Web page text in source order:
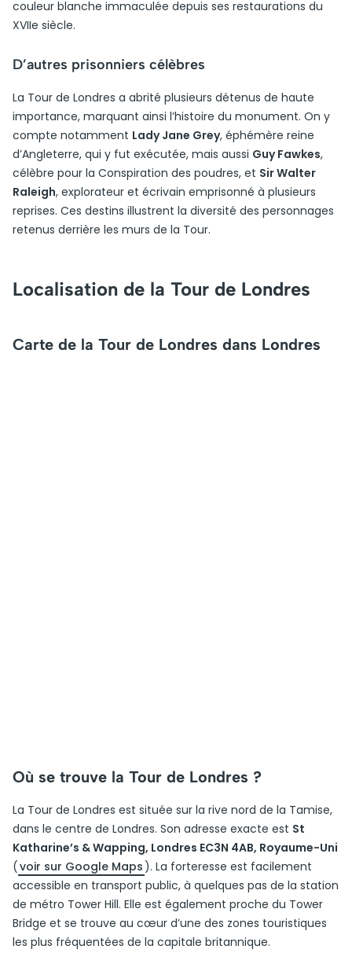
couleur blanche immaculée depuis ses restaurations du
XVIIe siècle.
D’autres prisonniers célèbres
La Tour de Londres a abrité plusieurs détenus de haute
importance, marquant ainsi l’histoire du monument. On y
compte notamment Lady Jane Grey, éphémère reine
d’Angleterre, qui y fut exécutée, mais aussi Guy Fawkes,
célèbre pour la Conspiration des poudres, et Sir Walter
Raleigh, explorateur et écrivain emprisonné à plusieurs
reprises. Ces destins illustrent la diversité des personnages
retenus derrière les murs de la Tour.
Localisation de la Tour de Londres
Carte de la Tour de Londres dans Londres
Où se trouve la Tour de Londres ?
La Tour de Londres est située sur la rive nord de la Tamise,
dans le centre de Londres. Son adresse exacte est St
Katharine’s & Wapping, Londres EC3N 4AB, Royaume-Uni
(voir sur Google Maps). La forteresse est facilement
accessible en transport public, à quelques pas de la station
de métro Tower Hill. Elle est également proche du Tower
Bridge et se trouve au cœur d’une des zones touristiques
les plus fréquentées de la capitale britannique.